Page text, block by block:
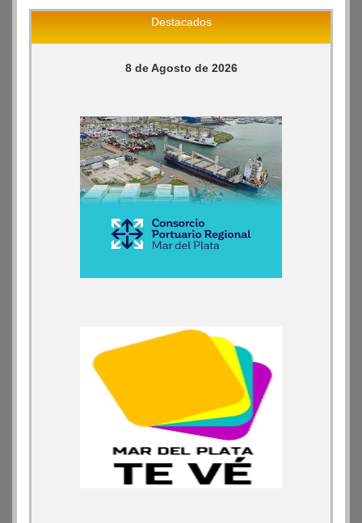
Destacados
8 de Agosto de 2026